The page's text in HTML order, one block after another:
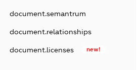
document.semantrum
document.relationships
document.licenses new!